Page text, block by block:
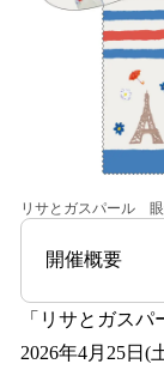
リサとガスパール
開催概要
「リサとガスパ
2026年4月25日